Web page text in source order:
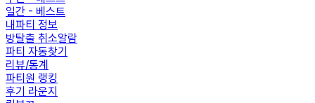
일간 - 베스트
내파티 정보
방탈출 취소알람
파티 자동찾기
리뷰/통계
파티원 랭킹
후기 라운지